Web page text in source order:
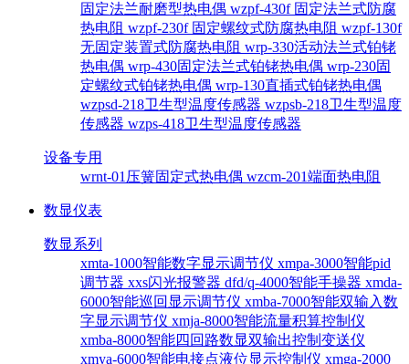
固定法兰耐磨型热电偶 wzpf-430f 固定法兰式防腐
热电阻 wzpf-230f 固定螺纹式防腐热电阻 wzpf-130f
无固定装置式防腐热电阻 wrp-330活动法兰式铂铑
热电偶 wrp-430固定法兰式铂铑热电偶 wrp-230固
定螺纹式铂铑热电偶 wrp-130直插式铂铑热电偶
wzpsd-218卫生型温度传感器 wzpsb-218卫生型温度
传感器 wzps-418卫生型温度传感器
设备专用
wrnt-01压簧固定式热电偶 wzcm-201端面热电阻
数显仪表
数显系列
xmta-1000智能数字显示调节仪 xmpa-3000智能pid
调节器 xxs闪光报警器 dfd/q-4000智能手操器 xmda-
6000智能巡回显示调节仪 xmba-7000智能双输入数
字显示调节仪 xmja-8000智能流量积算控制仪
xmba-8000智能四回路数显双输出控制变送仪
xmya-6000智能电接点液位显示控制仪 xmga-2000